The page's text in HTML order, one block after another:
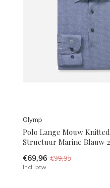
Olymp
Polo Lange Mouw
Structuur Marine Blauw
€69,96 €99,95
Incl. btw